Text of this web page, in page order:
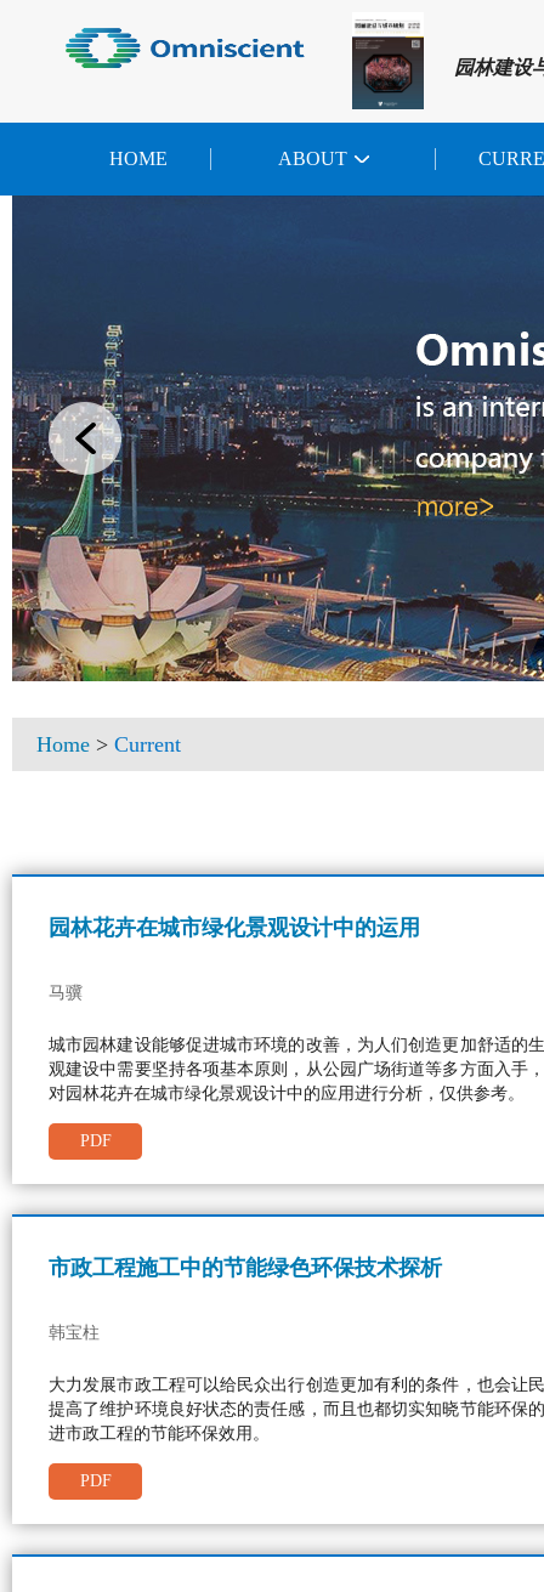
园林建设
HOME ABOUT
Home > Current
园林花卉在城市绿化景观设计中的运用
马骥
城市园林建设能够促进城市环境的改善，为人们创造更加舒适的
观建设中需要坚持各项基本原则，从公园广场街道等多方面入手
对园林花卉在城市绿化景观设计中的应用进行分析，仅供参考。
PDF
市政工程施工中的节能绿色环保技术探析
韩宝柱
大力发展市政工程可以给民众出行创造更加有利的条件，也会让
提高了维护环境良好状态的责任感，而且也都切实知晓节能环保
进市政工程的节能环保效用。
PDF